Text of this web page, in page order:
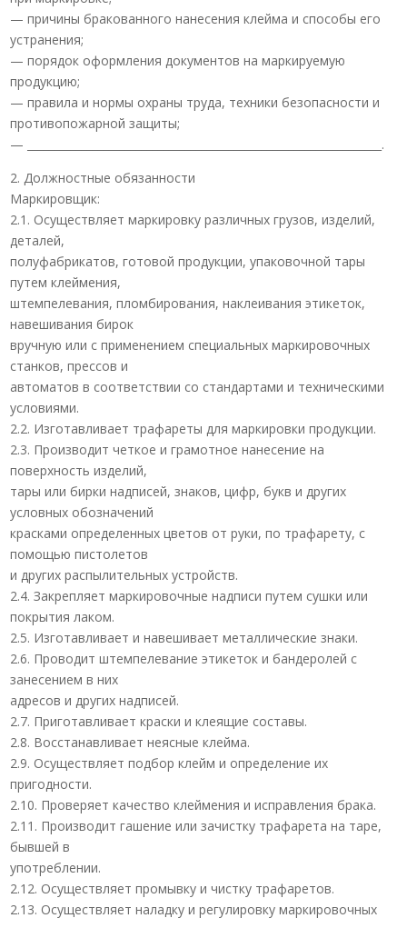
— причины бракованного нанесения клейма и способы его
устранения;
— порядок оформления документов на маркируемую
продукцию;
— правила и нормы охраны труда, техники безопасности и
противопожарной защиты;
— _________________________________________________________________.
2. Должностные обязанности
Маркировщик:
2.1. Осуществляет маркировку различных грузов, изделий,
деталей,
полуфабрикатов, готовой продукции, упаковочной тары
путем клеймения,
штемпелевания, пломбирования, наклеивания этикеток,
навешивания бирок
вручную или с применением специальных маркировочных
станков, прессов и
автоматов в соответствии со стандартами и техническими
условиями.
2.2. Изготавливает трафареты для маркировки продукции.
2.3. Производит четкое и грамотное нанесение на
поверхность изделий,
тары или бирки надписей, знаков, цифр, букв и других
условных обозначений
красками определенных цветов от руки, по трафарету, с
помощью пистолетов
и других распылительных устройств.
2.4. Закрепляет маркировочные надписи путем сушки или
покрытия лаком.
2.5. Изготавливает и навешивает металлические знаки.
2.6. Проводит штемпелевание этикеток и бандеролей с
занесением в них
адресов и других надписей.
2.7. Приготавливает краски и клеящие составы.
2.8. Восстанавливает неясные клейма.
2.9. Осуществляет подбор клейм и определение их
пригодности.
2.10. Проверяет качество клеймения и исправления брака.
2.11. Производит гашение или зачистку трафарета на таре,
бывшей в
употреблении.
2.12. Осуществляет промывку и чистку трафаретов.
2.13. Осуществляет наладку и регулировку маркировочных